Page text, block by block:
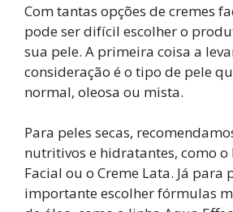
Com tantas opções de cremes
pode ser difícil escolher o
sua pele. A primeira coisa a
consideração é o tipo de pele
normal, oleosa ou mista.
Para peles secas,
nutritivos e hidratantes, como
Facial ou o Creme Lata. Já para
importante escolher fórmulas